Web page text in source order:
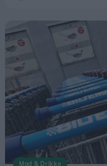
Mad & Drikke